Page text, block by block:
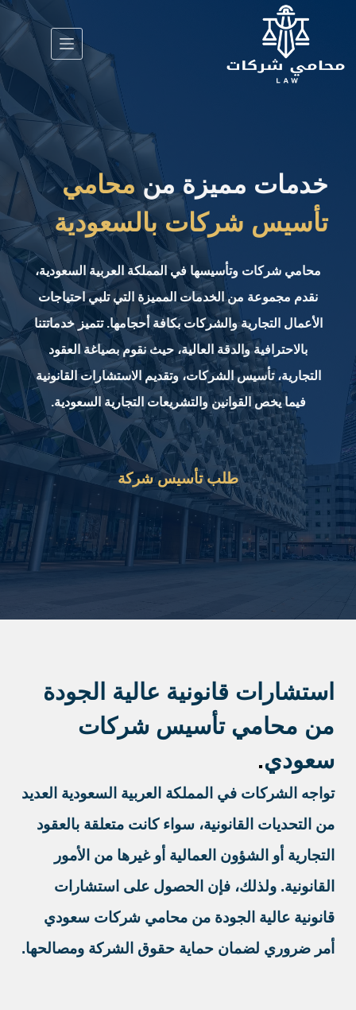
خدمات مميزة من محامي
تأسيس شركات بالسعودية
محامي شركات وتأسيسها في المملكة العربية السعودية،
نقدم مجموعة من الخدمات المميزة التي تلبي احتياجات
الأعمال التجارية والشركات بكافة أحجامها. تتميز خدماتتنا
بالاحترافية والدقة العالية، حيث نقوم بصياغة العقود
التجارية، تأسيس الشركات، وتقديم الاستشارات القانونية
فيما يخص القوانين والتشريعات التجارية السعودية.
طلب تأسيس شركة
استشارات قانونية عالية الجودة
من محامي تأسيس شركات
سعودي.
تواجه الشركات في المملكة العربية السعودية العديد
من التحديات القانونية، سواء كانت متعلقة بالعقود
التجارية أو الشؤون العمالية أو غيرها من الأمور
القانونية. ولذلك، فإن الحصول على استشارات
قانونية عالية الجودة من محامي شركات سعودي
أمر ضروري لضمان حماية حقوق الشركة ومصالحها.